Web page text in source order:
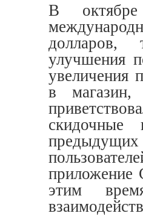
В
долларов,
улучшения
увеличения
в магазин,
приложение
этим